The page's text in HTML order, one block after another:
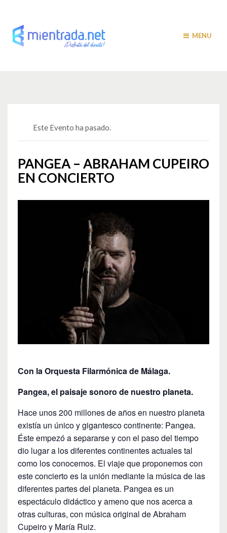
MENU
Este Evento ha pasado.
PANGEA – ABRAHAM CUPEIRO
EN CONCIERTO
Con la Orquesta Filarmónica de Málaga.
Pangea, el paisaje sonoro de nuestro planeta.
Hace unos 200 millones de años en nuestro planeta
existía un único y gigantesco continente: Pangea.
Éste empezó a separarse y con el paso del tiempo
dio lugar a los diferentes continentes actuales tal
como los conocemos. El viaje que proponemos con
este concierto es la unión mediante la música de las
diferentes partes del planeta. Pangea es un
espectáculo didáctico y ameno que nos acerca a
otras culturas, con música original de Abraham
Cupeiro y María Ruiz.